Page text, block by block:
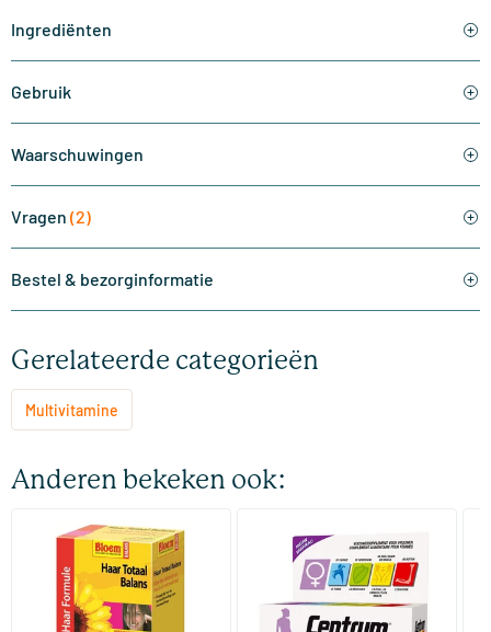
Ingrediënten
Gebruik
Waarschuwingen
Vragen (2)
Bestel & bezorginformatie
Gerelateerde categorieën
Multivitamine
Anderen bekeken ook:
(2)
Haar Totaal Balans
60 tabletten
Bloem Natuurproducten
Centrum Women multi voor
vrouwen
30/​90 tabletten
Centrum